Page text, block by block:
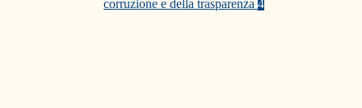
corruzione e della trasparenza 4